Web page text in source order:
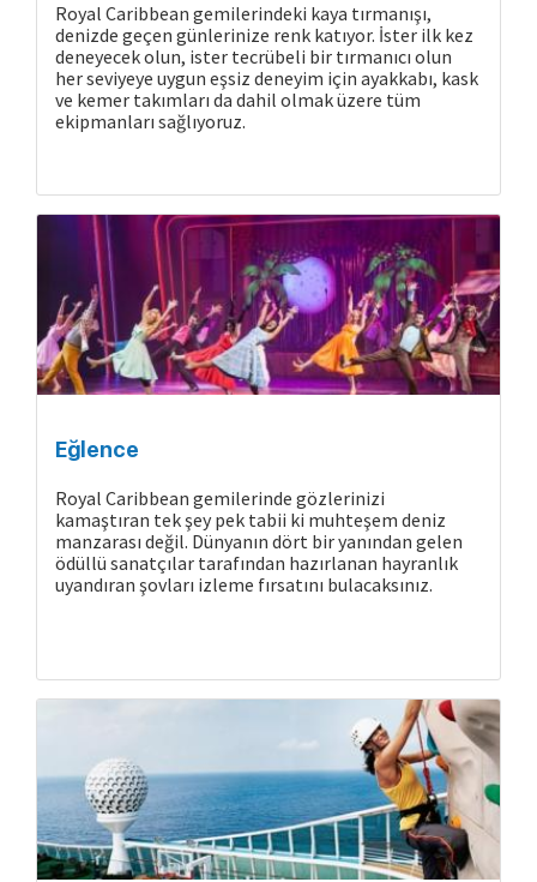
Royal Caribbean gemilerindeki kaya tırmanışı,
denizde geçen günlerinize renk katıyor. İster ilk kez
deneyecek olun, ister tecrübeli bir tırmanıcı olun
her seviyeye uygun eşsiz deneyim için ayakkabı, kask
ve kemer takımları da dahil olmak üzere tüm
ekipmanları sağlıyoruz.
Eğlence
Royal Caribbean gemilerinde gözlerinizi
kamaştıran tek şey pek tabii ki muhteşem deniz
manzarası değil. Dünyanın dört bir yanından gelen
ödüllü sanatçılar tarafından hazırlanan hayranlık
uyandıran şovları izleme fırsatını bulacaksınız.